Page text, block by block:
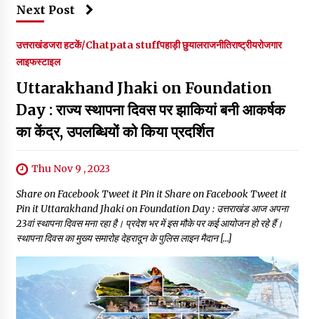
Next Post
उत्तराखंडजरा हटकें/Chatpata stuffपहाड़ी छुयालराजनीतिराष्ट्रीयरोजगार
लाइफस्टाइल
Uttarakhand Jhaki on Foundation
Day : राज्य स्थापना दिवस पर झाकियां बनी आकर्षक
का केंद्र, उपलब्धियों को किया प्रदर्शित
Thu Nov 9 , 2023
Share on Facebook Tweet it Pin it Share on Facebook Tweet it
Pin it Uttarakhand Jhaki on Foundation Day : उत्तराखंड आज अपना
23वां स्थापना दिवस मना रहा है। प्रदेश भर में इस मौके पर कई आयोजन हो रहे हैं।
स्थापना दिवस का मुख्य समारोह देहरादून के पुलिस लाइन मैदान […]